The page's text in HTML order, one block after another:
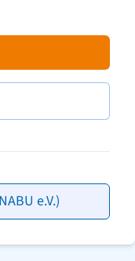
e.V.)